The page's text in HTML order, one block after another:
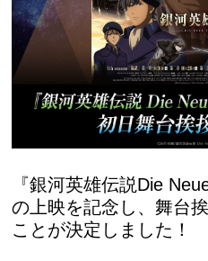
『銀河英雄伝説Die
の上映を記念し、舞台
ことが決定しました！